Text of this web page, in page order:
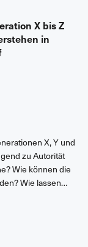
X bis Z
in
X, Y und
zu Autorität
Wie können die
Wie lassen
die zur selben
ähnliche